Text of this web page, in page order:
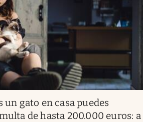
un gato en casa puedes
de hasta 200.000 euros: a